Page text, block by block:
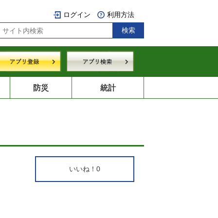
ログイン 利用方法
防災 統計
いいね！ 0